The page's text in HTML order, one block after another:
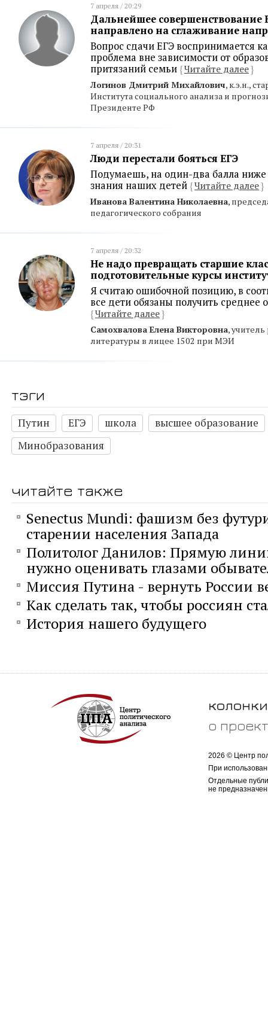
7 апреля / 20:29
Дальнейшее совершенствование
направлено на сглаживание
Вопрос сдачи ЕГЭ воспринимается
проблема вне зависимости от
притязаний семьи {Читайте далее}
Логинов Дмитрий Михайлович, к.э.н.,
Института социального анализа и
Президенте РФ
7 апреля / 20:31
Люди перестали бояться ЕГЭ
Подумаешь, на один-два балла ниже
знания наших детей {Читайте далее}
Иванова Валентина Николаевна,
педагогического собрания
7 апреля / 20:32
Не надо превращать старшие
подготовительные курсы
Я считаю ошибочной позицию, в
все дети обязаны получить среднее
{Читайте далее}
Самохвалова Елена Викторовна, учитель
литературы в лицее 1502 при МЭИ
тэги
Путин ЕГЭ школа
высшее образование
Минобразования
читайте также
Senectus Mundi: фашизм без
старении населения Запада
Политолог Данилов: Прямую
нужно оценивать глазами
Миссия Путина - вернуть России
Как сделать так, чтобы россиян
История нашего будущего
колонки
о
2026 © Центр
При
Отдельные
не